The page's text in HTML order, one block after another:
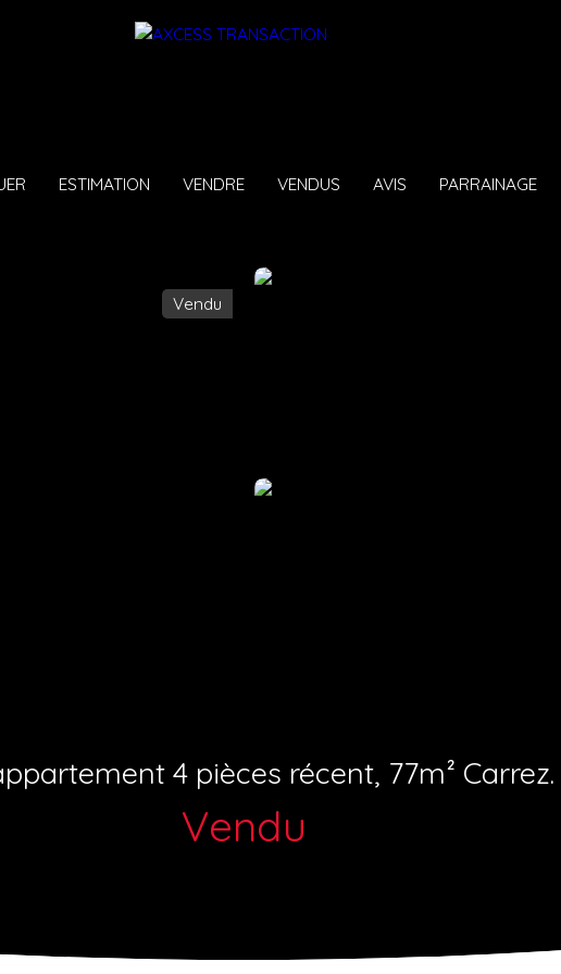
ESTIMATION VENDRE VENDUS AVIS PARRAINAGE
Vendu
4 pièces récent, 77m² Carrez.
Vendu